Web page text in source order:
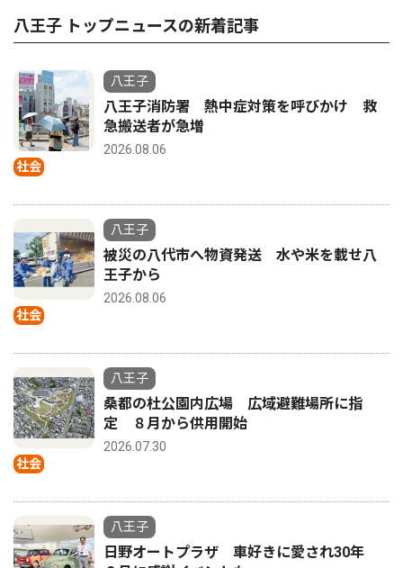
八王子 トップニュースの新着記事
社会
八王子
八王子消防署 熱中症対策を呼びかけ 救
急搬送者が急増
2026.08.06
社会
八王子
被災の八代市へ物資発送 水や米を載せ八
王子から
2026.08.06
社会
八王子
桑都の杜公園内広場 広域避難場所に指
定 ８月から供用開始
2026.07.30
八王子
日野オートプラザ 車好きに愛され30年